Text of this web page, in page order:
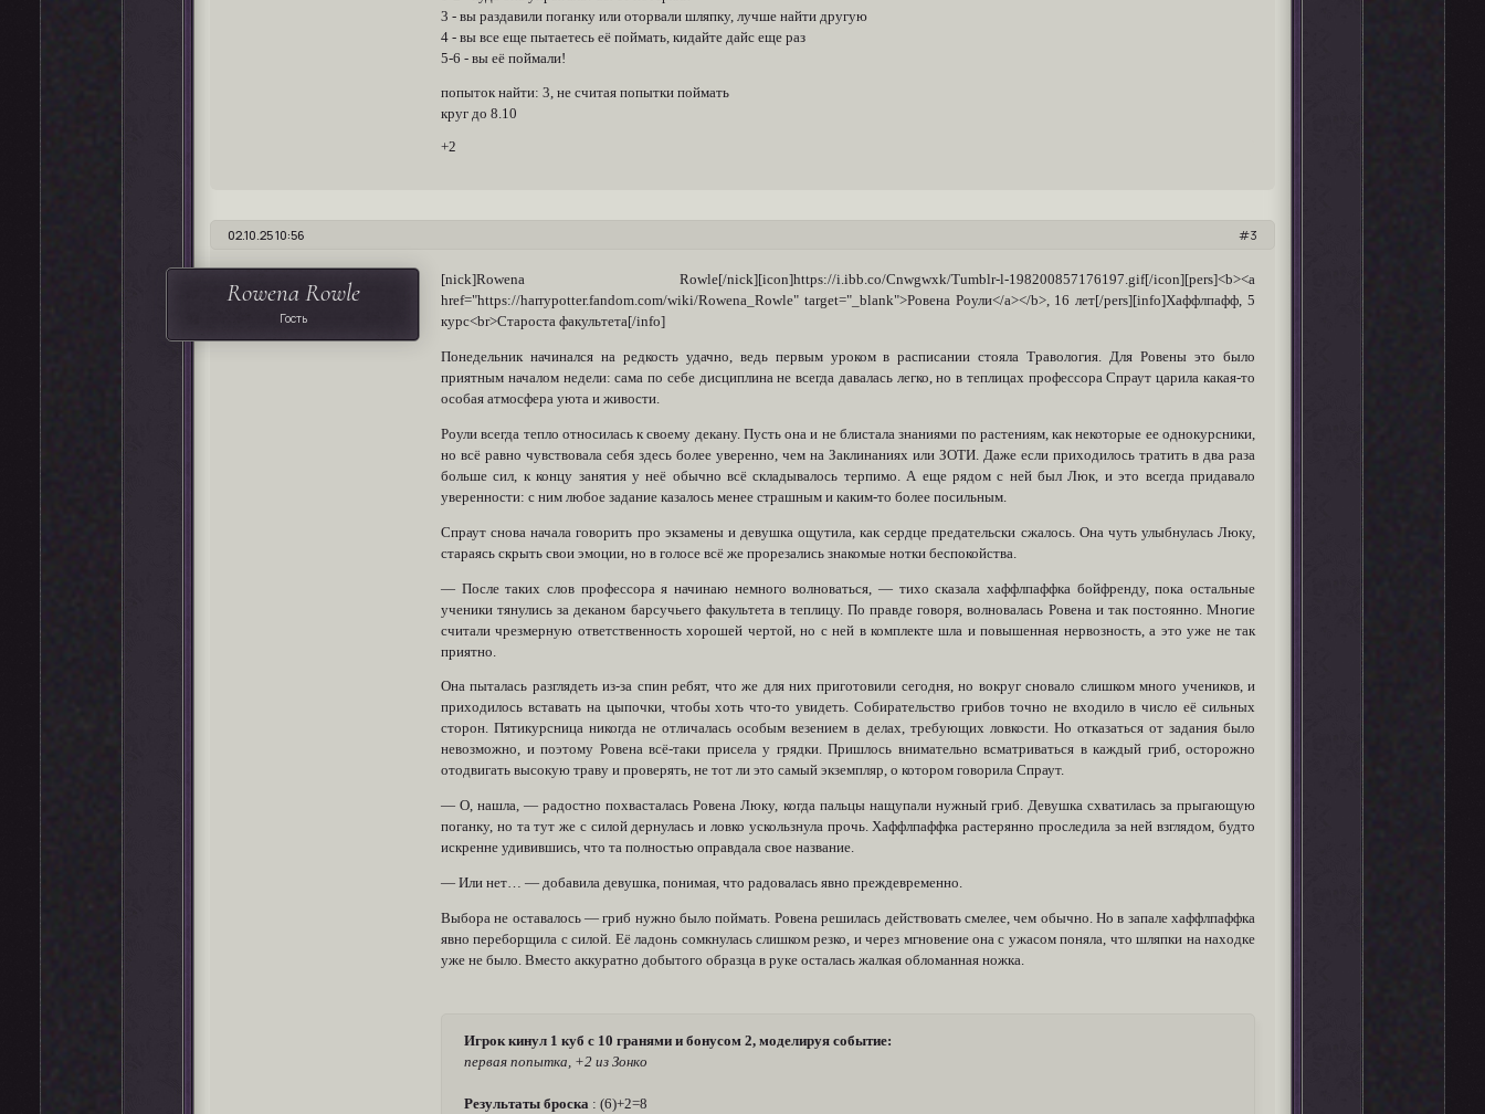
3 - вы раздавили поганку или оторвали шляпку, лучше найти другую
4 - вы все еще пытаетесь её поймать, кидайте дайс еще раз
5-6 - вы её поймали!
попыток найти: 3, не считая попытки поймать
круг до 8.10
+2
3
02.10.25 10:56
Rowena Rowle
Гость
[nick]Rowena Rowle[/nick][icon]https://i.ibb.co/Cnwgwxk/Tumblr-l-198200857176197.gif[/icon][pers]<b><a
href="https://harrypotter.fandom.com/wiki/Rowena_Rowle" target="_blank">Ровена Роули</a></b>, 16 лет[/pers][info]Хаффлпафф, 5
курс<br>Староста факультета[/info]
Понедельник начинался на редкость удачно, ведь первым уроком в расписании стояла Травология. Для Ровены это было
приятным началом недели: сама по себе дисциплина не всегда давалась легко, но в теплицах профессора Спраут царила какая-то
особая атмосфера уюта и живости.
Роули всегда тепло относилась к своему декану. Пусть она и не блистала знаниями по растениям, как некоторые ее однокурсники,
но всё равно чувствовала себя здесь более уверенно, чем на Заклинаниях или ЗОТИ. Даже если приходилось тратить в два раза
больше сил, к концу занятия у неё обычно всё складывалось терпимо. А еще рядом с ней был Люк, и это всегда придавало
уверенности: с ним любое задание казалось менее страшным и каким-то более посильным.
Спраут снова начала говорить про экзамены и девушка ощутила, как сердце предательски сжалось. Она чуть улыбнулась Люку,
стараясь скрыть свои эмоции, но в голосе всё же прорезались знакомые нотки беспокойства.
— После таких слов профессора я начинаю немного волноваться, — тихо сказала хаффлпаффка бойфренду, пока остальные
ученики тянулись за деканом барсучьего факультета в теплицу. По правде говоря, волновалась Ровена и так постоянно. Многие
считали чрезмерную ответственность хорошей чертой, но с ней в комплекте шла и повышенная нервозность, а это уже не так
приятно.
Она пыталась разглядеть из-за спин ребят, что же для них приготовили сегодня, но вокруг сновало слишком много учеников, и
приходилось вставать на цыпочки, чтобы хоть что-то увидеть. Собирательство грибов точно не входило в число её сильных
сторон. Пятикурсница никогда не отличалась особым везением в делах, требующих ловкости. Но отказаться от задания было
невозможно, и поэтому Ровена всё-таки присела у грядки. Пришлось внимательно всматриваться в каждый гриб, осторожно
отодвигать высокую траву и проверять, не тот ли это самый экземпляр, о котором говорила Спраут.
— О, нашла, — радостно похвасталась Ровена Люку, когда пальцы нащупали нужный гриб. Девушка схватилась за прыгающую
поганку, но та тут же с силой дернулась и ловко ускользнула прочь. Хаффлпаффка растерянно проследила за ней взглядом, будто
искренне удивившись, что та полностью оправдала свое название.
— Или нет… — добавила девушка, понимая, что радовалась явно преждевременно.
Выбора не оставалось — гриб нужно было поймать. Ровена решилась действовать смелее, чем обычно. Но в запале хаффлпаффка
явно переборщила с силой. Её ладонь сомкнулась слишком резко, и через мгновение она с ужасом поняла, что шляпки на находке
уже не было. Вместо аккуратно добытого образца в руке осталась жалкая обломанная ножка.
Игрок кинул 1 куб с 10 гранями и бонусом 2, моделируя событие:
первая попытка, +2 из Зонко
Результаты броска : (6)+2=8